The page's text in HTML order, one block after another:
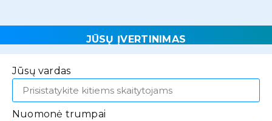
JŪSŲ ĮVERTINIMAS
Jūsų vardas
Nuomonė trumpai